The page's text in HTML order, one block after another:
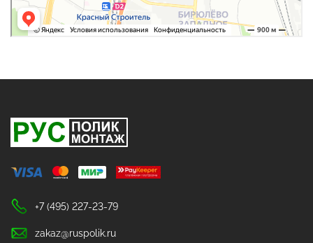
+7 (495) 227-23-79
zakaz@ruspolik.ru